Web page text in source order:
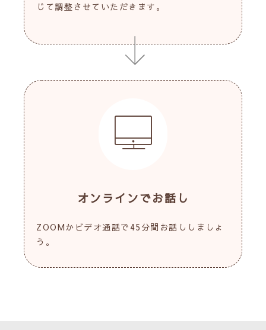
じて調整させていただきます。
オンラインでお話し
ZOOMかビデオ通話で45分間お話ししましょ
う。